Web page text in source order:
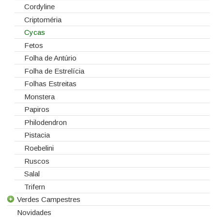
Madeiras
Spray
Tabuleiros/Bases
Telas/Tecidos
Vidros
Chrysanthemum
Cravos
Cymbidium
Dalias
Dendrobium
Eremurus
Fresias
Gerberas
Girassol
Gladiolus
Hydrangeas
Ilex
Lilium
Lisiantos
Moluccella
Monoflor
Phaleonopsis
Chamelaucium
Chasmanthium Latifolium
Convalaria
Craspédia
Cynara
Delphinium Centurion
Eryngium
Eucharis Grandiflora
Flor do Algodão
Forsythia
Gentiana
Helleborus
Hyacinthus
Kochia
Lathyrus
Lavandula
Liatris
Cordyline
Criptoméria
Cycas
Fetos
Folha de Antúrio
Folha de Estrelícia
Folhas Estreitas
Monstera
Papiros
Philodendron
Pistacia
Roebelini
Ruscos
Salal
Trifern
Verdes Campestres
Todos os Verdes Campestres
Novidades